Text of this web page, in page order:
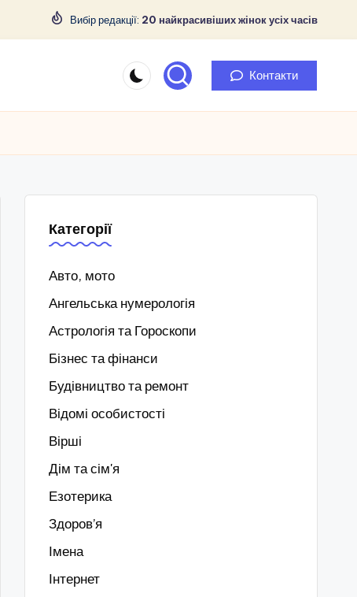
Вибір редакції: 20 найкрасивіших жінок усіх часів
Контакти
Категорії
Авто, мото
Ангельська нумерологія
Астрологія та Гороскопи
Бізнес та фінанси
Будівництво та ремонт
Відомі особистості
Вірші
Дім та сім'я
Езотерика
Здоров’я
Імена
Інтернет